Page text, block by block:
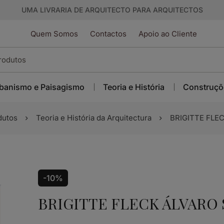
UMA LIVRARIA DE ARQUITECTO PARA ARQUITECTOS
Quem Somos Contactos Apoio ao Cliente
e Paisagismo Teoria e História
Teoria e História da Arquitectura BRIGITTE
-10%
BRIGITTE FLECK ÁLVARO